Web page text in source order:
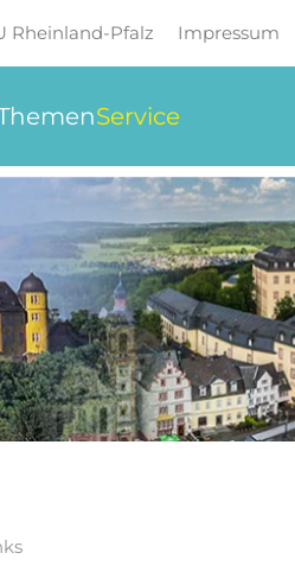
Rheinland-Pfalz Impressum
Service